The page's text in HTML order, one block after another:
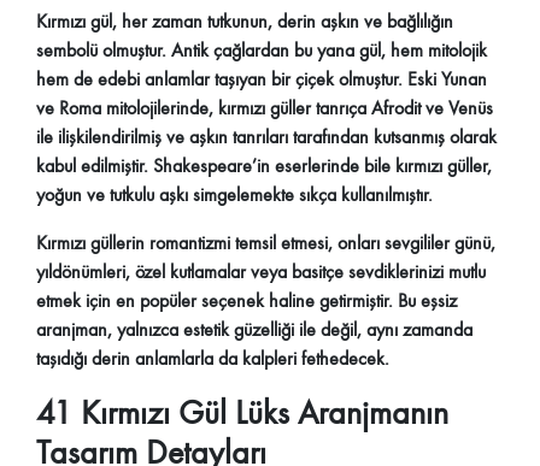
Kırmızı gül, her zaman tutkunun, derin aşkın ve bağlılığın
sembolü olmuştur. Antik çağlardan bu yana gül, hem mitolojik
hem de edebi anlamlar taşıyan bir çiçek olmuştur. Eski Yunan
ve Roma mitolojilerinde, kırmızı güller tanrıça Afrodit ve Venüs
ile ilişkilendirilmiş ve aşkın tanrıları tarafından kutsanmış olarak
kabul edilmiştir. Shakespeare’in eserlerinde bile kırmızı güller,
yoğun ve tutkulu aşkı simgelemekte sıkça kullanılmıştır.
Kırmızı güllerin romantizmi temsil etmesi, onları sevgililer günü,
yıldönümleri, özel kutlamalar veya basitçe sevdiklerinizi mutlu
etmek için en popüler seçenek haline getirmiştir. Bu eşsiz
aranjman, yalnızca estetik güzelliği ile değil, aynı zamanda
taşıdığı derin anlamlarla da kalpleri fethedecek.
41 Kırmızı Gül Lüks Aranjmanın
Tasarım Detayları